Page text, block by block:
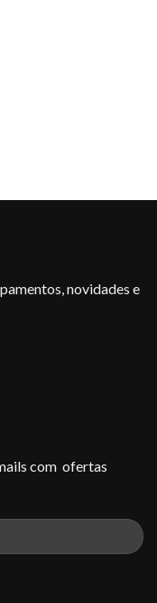
novidades e
com ofertas